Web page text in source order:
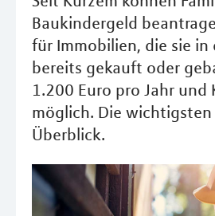
Baukindergeld
für Immobilien, die sie in
bereits gekauft oder
1.200 Euro pro Jahr und
möglich. Die wichtigsten
Überblick.